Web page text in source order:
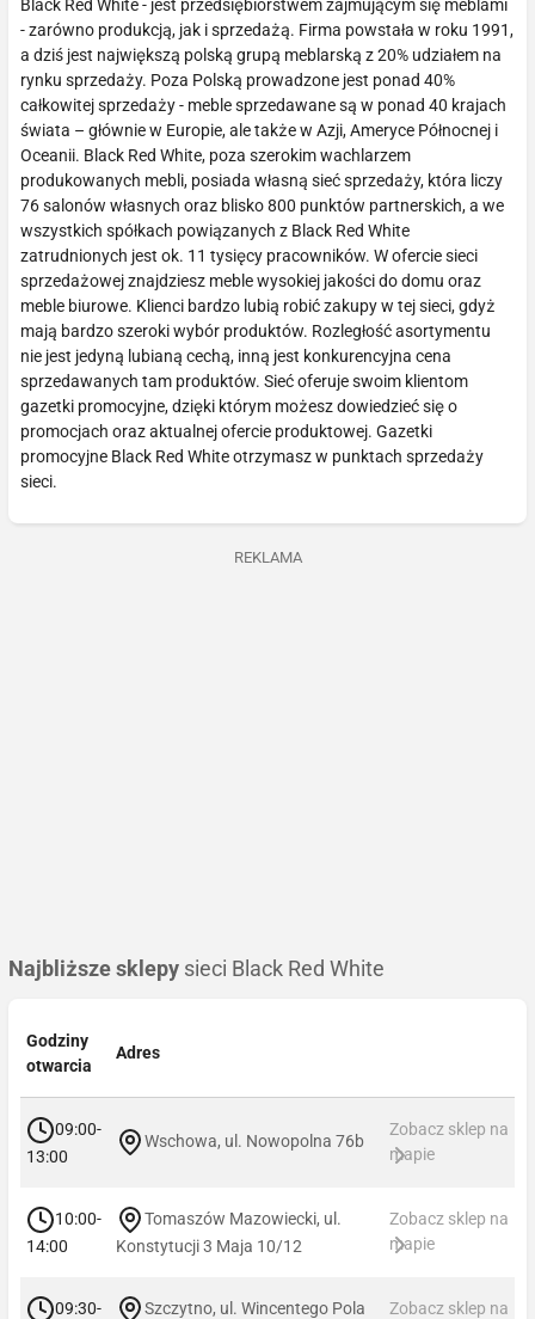
Black Red White - jest przedsiębiorstwem zajmującym się meblami
- zarówno produkcją, jak i sprzedażą. Firma powstała w roku 1991,
a dziś jest największą polską grupą meblarską z 20% udziałem na
rynku sprzedaży. Poza Polską prowadzone jest ponad 40%
całkowitej sprzedaży - meble sprzedawane są w ponad 40 krajach
świata – głównie w Europie, ale także w Azji, Ameryce Północnej i
Oceanii. Black Red White, poza szerokim wachlarzem
produkowanych mebli, posiada własną sieć sprzedaży, która liczy
76 salonów własnych oraz blisko 800 punktów partnerskich, a we
wszystkich spółkach powiązanych z Black Red White
zatrudnionych jest ok. 11 tysięcy pracowników. W ofercie sieci
sprzedażowej znajdziesz meble wysokiej jakości do domu oraz
meble biurowe. Klienci bardzo lubią robić zakupy w tej sieci, gdyż
mają bardzo szeroki wybór produktów. Rozległość asortymentu
nie jest jedyną lubianą cechą, inną jest konkurencyjna cena
sprzedawanych tam produktów. Sieć oferuje swoim klientom
gazetki promocyjne, dzięki którym możesz dowiedzieć się o
promocjach oraz aktualnej ofercie produktowej. Gazetki
promocyjne Black Red White otrzymasz w punktach sprzedaży
sieci.
REKLAMA
Najbliższe sklepy sieci Black Red White
Godziny
otwarcia
Adres
09:00-
13:00
Wschowa, ul. Nowopolna 76b
Zobacz sklep na
mapie
10:00-
14:00
Tomaszów Mazowiecki, ul.
Konstytucji 3 Maja 10/12
Zobacz sklep na
mapie
09:30-
Szczytno, ul. Wincentego Pola
Zobacz sklep na